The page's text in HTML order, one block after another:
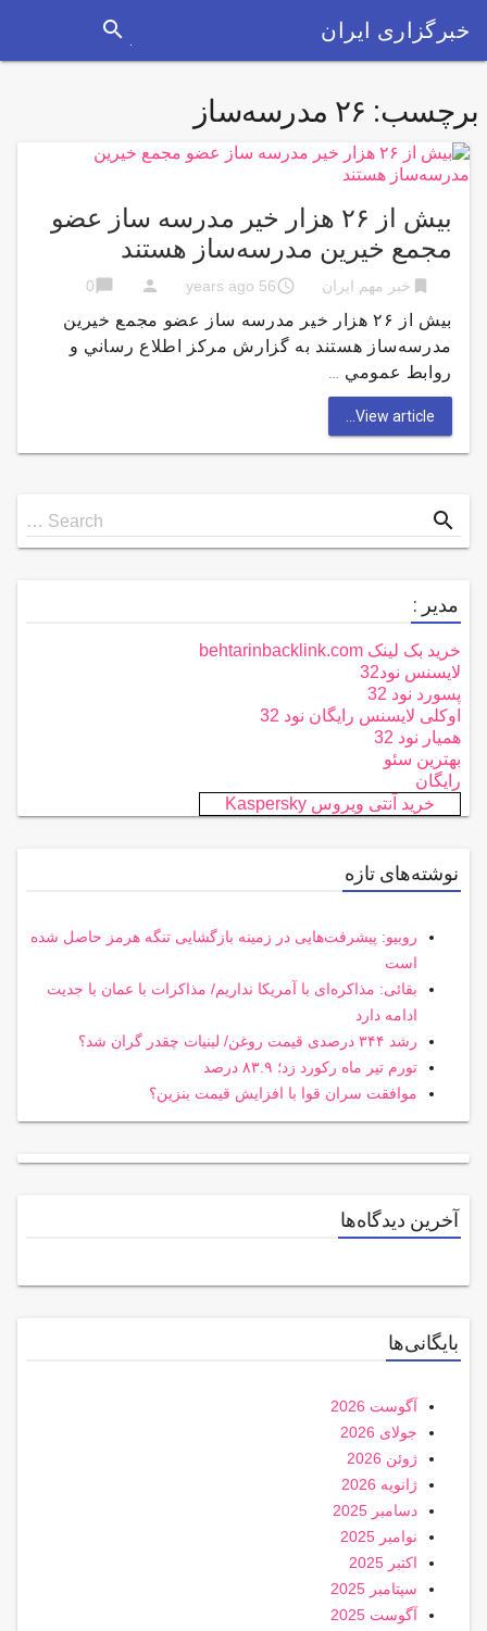
خبرگزاری ایران search
برچسب: ۲۶ مدرسه‌ساز
بیش از ۲۶ هزار خیر مدرسه ساز عضو
مجمع خیرین مدرسه‌ساز هستند
bookmark خبر مهم ایران access_time
56 years ago
person
chat_bubble
0
بیش از ۲۶ هزار خیر مدرسه ساز عضو مجمع خیرین
مدرسه‌ساز هستند به گزارش مركز اطلاع رساني و
روابط عمومي …
View article...
Search
for
Search … search
مدیر :
خرید بک لینک behtarinbacklink.com
لایسنس نود32
پسورد نود 32
اوکلی لایسنس رایگان نود 32
همیار نود 32
بهترین سئو
رایگان
خرید آنتی ویروس Kaspersky
نوشته‌های تازه
روبیو: پیشرفت‌هایی در زمینه بازگشایی تنگه هرمز حاصل شده
است
بقائی: مذاکره‌ای با آمریکا نداریم/ مذاکرات با عمان با جدیت
ادامه دارد
رشد ۳۴۴ درصدی قیمت روغن/ لبنیات چقدر گران شد؟
تورم تیر ماه رکورد زد؛ ۸۳.۹ درصد
موافقت سران قوا با افزایش قیمت بنزین؟
آخرین دیدگاه‌ها
بایگانی‌ها
آگوست 2026
جولای 2026
ژوئن 2026
ژانویه 2026
دسامبر 2025
نوامبر 2025
اکتبر 2025
سپتامبر 2025
آگوست 2025